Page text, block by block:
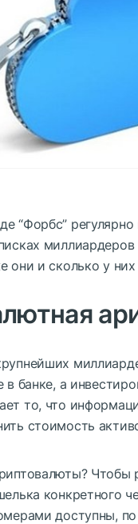
“Форбс”
они и сколько у
в банке, а
то, что
стоимость
Чтобы
конкретного
доступны,